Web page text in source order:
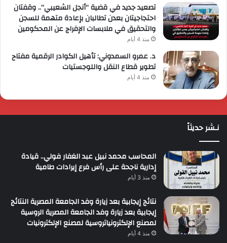
تصعيد جديد في قضية “أنجل الشعيبي”.. وقفتان
احتجاجيتان بعدن تطالبان بإعادة متهمة للسجن
والتحقيق في ملابسات الإفراج عن المحكومين
منذ 4 أيام
د. عمرو السمدوني: تأهيل الكوادر الرقمية مفتاح
تطوير قطاع النقل واللوجستيات
منذ 4 أيام
نـشر حديثاً
المحاسب محمد نبيل عبد الغفار فولي.. قيادة
إدارية ناجحة على رأس فرع إيرادات طامية
منذ 3 أيام
نتائج إيجابية بعد زيارة وفد الجامعة المصرية النتائج
إيجابية بعد زيارة وفد الجامعة المصرية الروسية
لمصنع الإلكترونياتروسية لمصنع الإلكترونيات
منذ 4 أيام